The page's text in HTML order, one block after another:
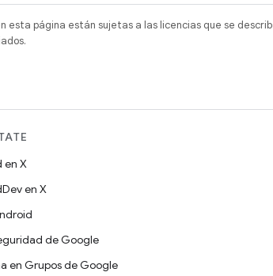
esta página están sujetas a las licencias que se
en X
en X
de Google
en Grupos de Google